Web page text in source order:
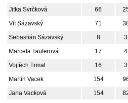
Jitka Svrčková 66
Vít Sázavský
71
Sebastián Sázavský
8
3
Marcela Tauferová
17
4
Vojtěch Trmal
16
3
Martin Vacek
154
Jana Vacková
154